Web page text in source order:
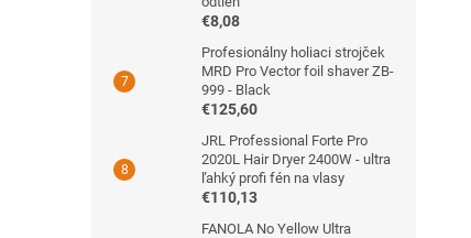
€8,08
Profesionálny holiaci strojček
MRD Pro Vector foil shaver ZB-
999 - Black
€125,60
JRL Professional Forte Pro
2020L Hair Dryer 2400W - ultra
ľahký profi fén na vlasy
€110,13
FANOLA No Yellow Ultra